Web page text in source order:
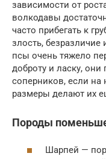
зависимости от
волкодавы
часто прибегать к
злость, безразличие
псы очень тяжело
доброту и ласку,
соперников, если на
размеры делают их
Породы
Шарпей —